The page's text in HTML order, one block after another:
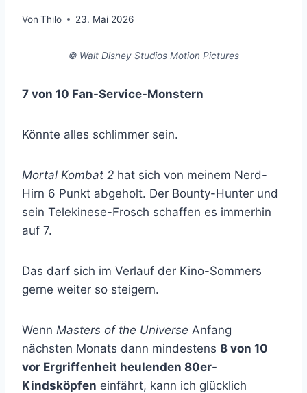
Von Thilo 23. Mai 2026
© Walt Disney Studios Motion Pictures
7 von 10 Fan-Service-Monstern
Könnte alles schlimmer sein.
Mortal Kombat 2 hat sich von meinem Nerd-
Hirn 6 Punkt abgeholt. Der Bounty-Hunter und
sein Telekinese-Frosch schaffen es immerhin
auf 7.
Das darf sich im Verlauf der Kino-Sommers
gerne weiter so steigern.
Wenn Masters of the Universe Anfang
nächsten Monats dann mindestens 8 von 10
vor Ergriffenheit heulenden 80er-
Kindsköpfen einfährt, kann ich glücklich